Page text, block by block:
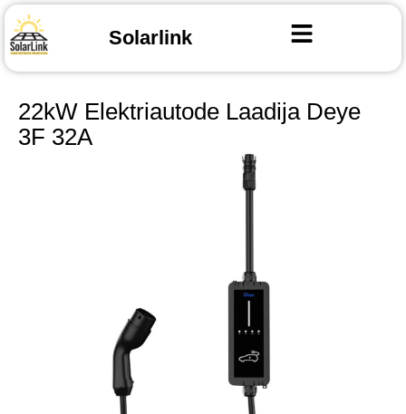
Solarlink
22kW Elektriautode Laadija Deye
3F 32A